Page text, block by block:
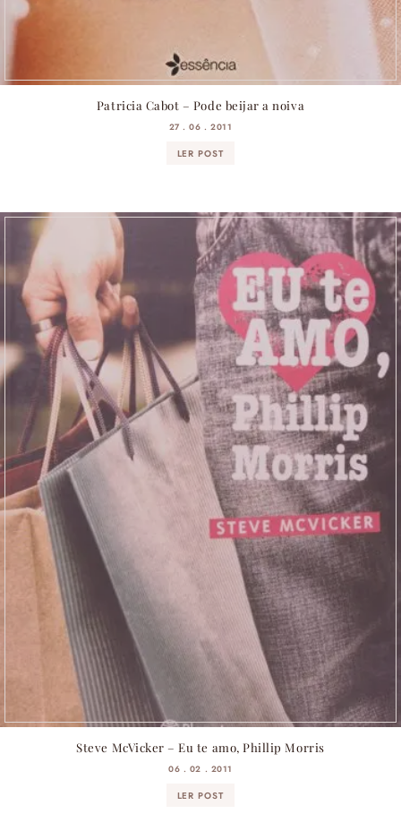
Patricia Cabot – Pode beijar a noiva
27 . 06 . 2011
LER POST
Steve McVicker – Eu te amo, Phillip Morris
06 . 02 . 2011
LER POST